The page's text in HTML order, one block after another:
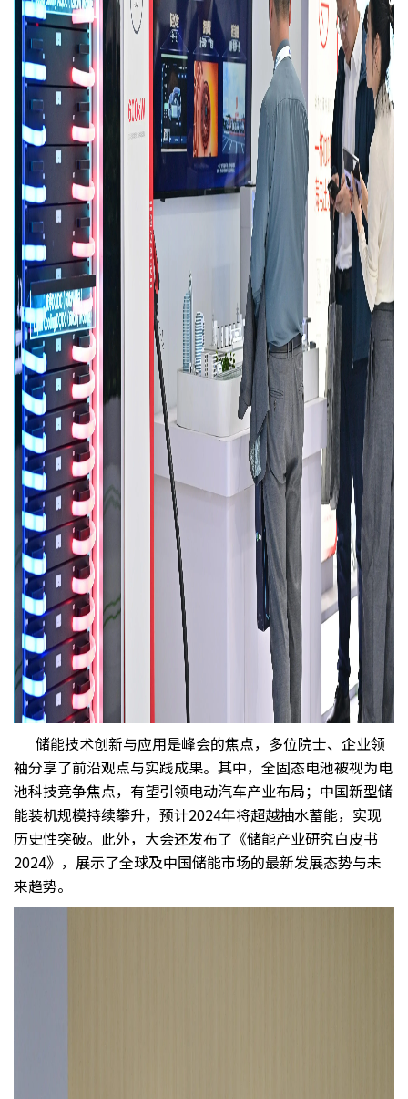
储能技术创新与应用是峰会的焦点，多位院士、企业领
袖分享了前沿观点与实践成果。其中，全固态电池被视为电
池科技竞争焦点，有望引领电动汽车产业布局；中国新型储
能装机规模持续攀升，预计2024年将超越抽水蓄能，实现
历史性突破。此外，大会还发布了《储能产业研究白皮书
2024》，展示了全球及中国储能市场的最新发展态势与未
来趋势。